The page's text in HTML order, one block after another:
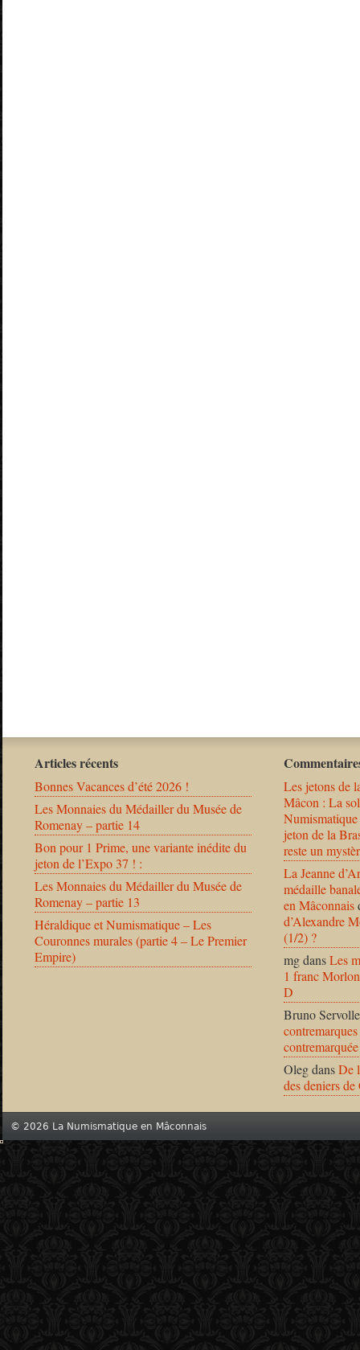
Articles récents
Bonnes Vacances d’été 2026 !
Les Monnaies du Médailler du Musée de
Romenay – partie 14
Bon pour 1 Prime, une variante inédite du
jeton de l’Expo 37 ! :
Les Monnaies du Médailler du Musée de
Romenay – partie 13
Héraldique et Numismatique – Les
Couronnes murales (partie 4 – Le Premier
Empire)
Les jetons de
Mâcon : La
jeton de la
reste un
La Jeanne
médaille
en Mâconnais
d’Alexandre
(1/2) ?
mgdansLes
1 franc
D
Bruno Servolle
OlegdansDe
des deniers
© 2026 La Numismatique en Mâconnais